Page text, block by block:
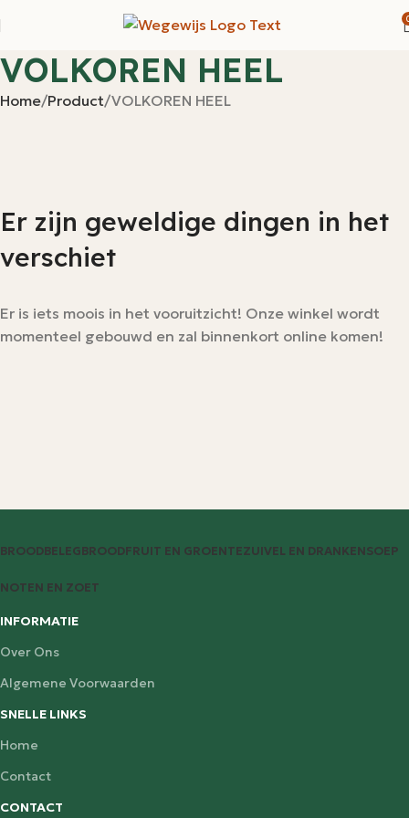
VOLKOREN HEEL
Home Product VOLKOREN HEEL
Er zijn geweldige dingen in het
verschiet
Er is iets moois in het vooruitzicht! Onze winkel wordt
momenteel gebouwd en zal binnenkort online komen!
BROODBELEGBROODFRUIT EN GROENTEZUIVEL EN DRANKENSOEP
NOTEN EN ZOET
INFORMATIE
Over Ons
Algemene Voorwaarden
SNELLE LINKS
Home
Contact
CONTACT